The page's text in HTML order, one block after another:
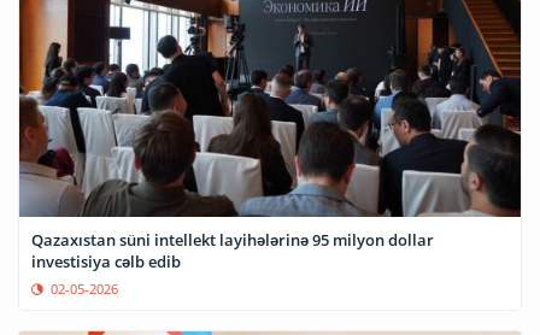
Qazaxıstan süni intellekt layihələrinə 95 milyon dollar
investisiya cəlb edib
02-05-2026